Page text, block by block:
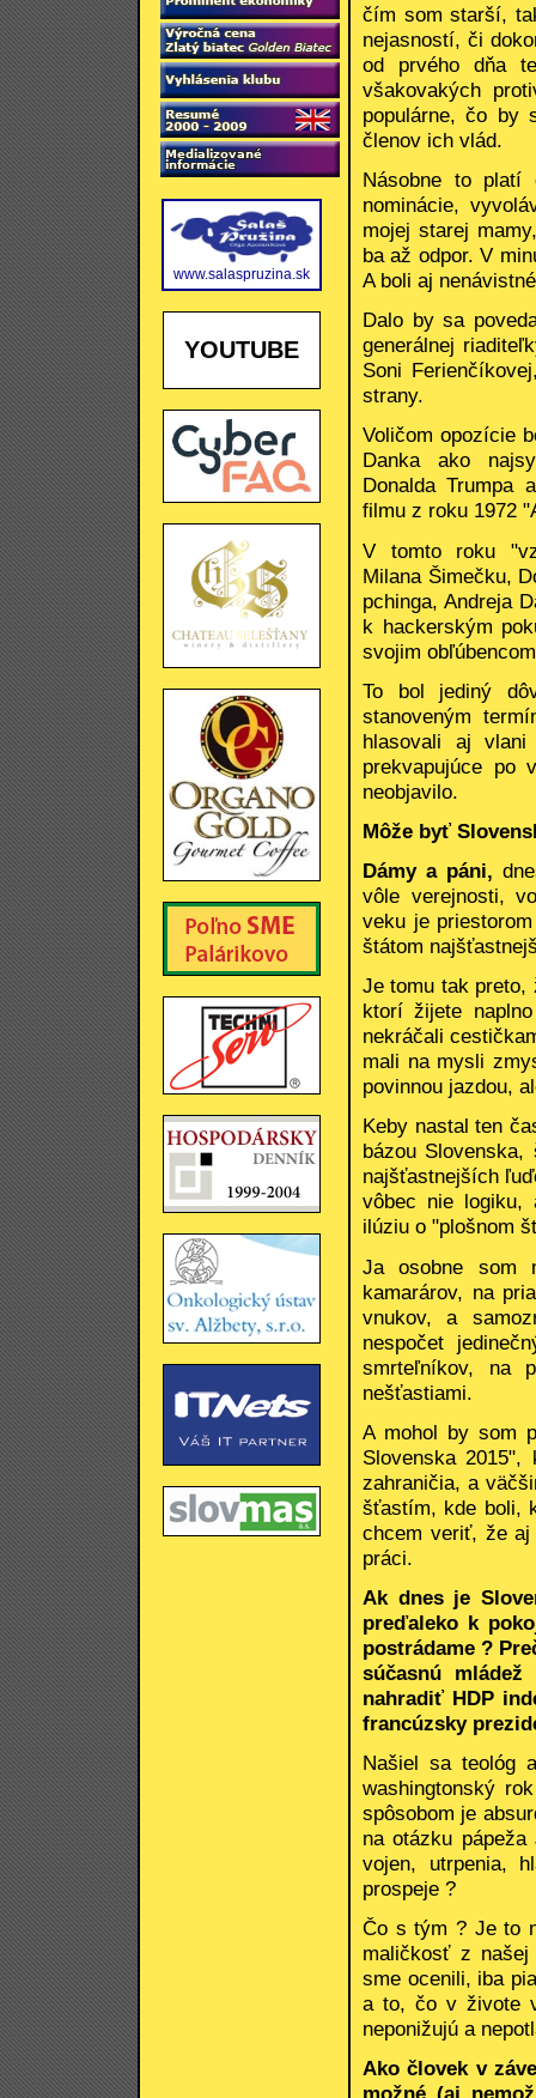
www.salaspruzina.sk
YOUTUBE
čím som starší,
nejasností, či
od prvého dňa
všakovakých
populárne, čo by
členov ich vlád.
Násobne to platí
nominácie,
mojej starej
ba až odpor. V
A boli aj
Dalo by sa
generálnej
Soni
strany.
Voličom opozície
Danka ako
Donalda Trumpa
filmu z roku 1972
V tomto roku
Milana Šimečku,
pchinga, Andreja
k hackerským
svojim
To bol jediný
stanoveným
hlasovali aj
prekvapujúce po
neobjavilo.
Môže byť
Dámy a páni,
vôle verejnosti,
veku je
štátom
Je tomu tak preto,
ktorí žijete
nekráčali
mali na mysli
povinnou jazdou,
Keby nastal ten
bázou
najšťastnejších
vôbec nie logiku,
ilúziu o "plošnom
Ja osobne som
kamarárov, na
vnukov, a
nespočet
smrteľníkov, na
nešťastiami.
A mohol by som
Slovenska
zahraničia, a
šťastím, kde boli,
chcem veriť, že
práci.
Ak dnes je
preďaleko k
postrádame ?
súčasnú
nahradiť HDP
francúzsky
Našiel sa teológ
washingtonský
spôsobom je
na otázku
vojen, utrpenia,
prospeje ?
Čo s tým ? Je to
maličkosť z
sme ocenili, iba
a to, čo v živote
neponižujú a
Ako človek v